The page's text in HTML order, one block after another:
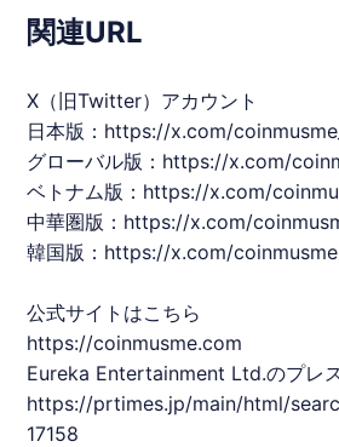
関連URL
X（旧Twitter）アカウント
日本版： https://x.com/
グローバル版： https://x.com/
ベトナム版： https://x.com/
中華圏版： https://x.com/
韓国版： https://x.com/
公式サイトはこちら
https://coinmusme.com
Eureka Entertainment Ltd.のプレ
https://prtimes.jp/main/html/
17158